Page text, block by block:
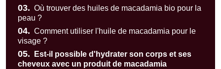
03. Où trouver des huiles de macadamia bio pour la
peau ?
04. Comment utiliser l'huile de macadamia pour le
visage ?
05.
Est-il possible d'hydrater son corps et ses
cheveux avec un produit de macadamia